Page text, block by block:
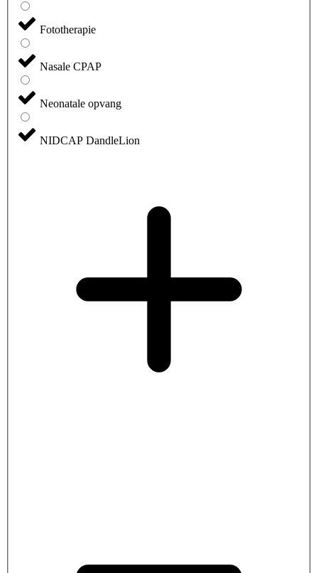
Fototherapie
Nasale CPAP
Neonatale opvang
NIDCAP DandleLion